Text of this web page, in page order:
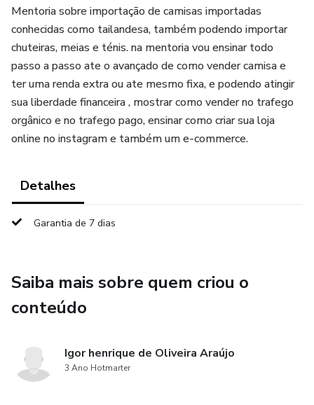
Mentoria sobre importação de camisas importadas
conhecidas como tailandesa, também podendo importar
chuteiras, meias e ténis. na mentoria vou ensinar todo
passo a passo ate o avançado de como vender camisa e
ter uma renda extra ou ate mesmo fixa, e podendo atingir
sua liberdade financeira , mostrar como vender no trafego
orgânico e no trafego pago, ensinar como criar sua loja
online no instagram e também um e-commerce.
Detalhes
Garantia de 7 dias
Saiba mais sobre quem criou o
conteúdo
Igor henrique de Oliveira Araújo
3 Ano Hotmarter